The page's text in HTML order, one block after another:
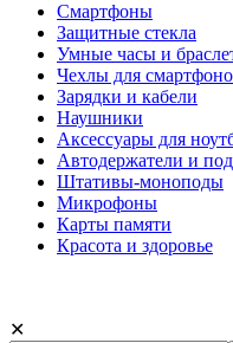
Смартфоны
Защитные стекла
Умные часы и
Чехлы для
Зарядки и кабели
Наушники
Аксессуары для
Автодержатели и
Штативы-моноподы
Микрофоны
Карты памяти
Красота и здоровье
✕